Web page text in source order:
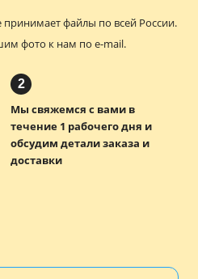
файлы по всей России.
фото к нам по e-mail.
2
Мы свяжемся с вами в
течение 1 рабочего дня и
обсудим детали заказа и
доставки